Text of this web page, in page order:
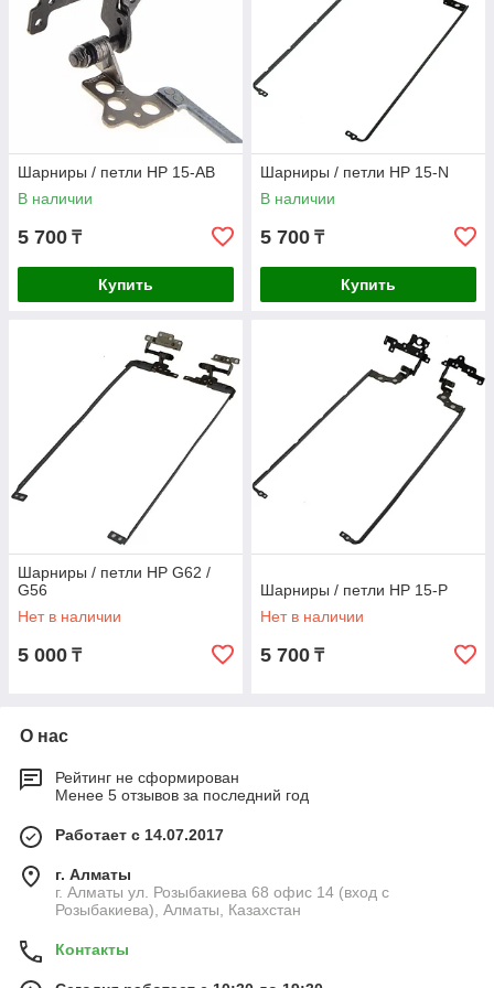
оригинальные или сертифицированные детали.
Обращайтесь в
– мы вернем вашему ноутбуку
прежнюю функциональность и комфорт в использовании!
Шарниры / петли HP 15-AB
В наличии
5 700 ₸
Купить
Шарниры / петли HP 15-N
В наличии
5 700 ₸
Купить
Шарниры / петли HP G62 /
G56
Нет в наличии
5 000 ₸
Шарниры / петли HP 15-P
Нет в наличии
5 700 ₸
О нас
Рейтинг не сформирован
Менее 5 отзывов за последний год
Работает с 14.07.2017
г. Алматы
г. Алматы ул. Розыбакиева 68 офис 14 (вход с
Розыбакиева), Алматы, Казахстан
Контакты